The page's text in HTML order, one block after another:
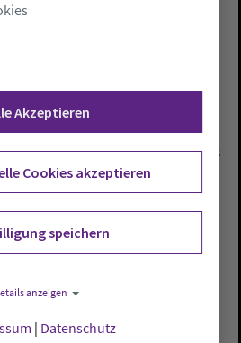
sechs Jahre beträgt,
aus Pastorinnen und
aus anderen
Mitglieder (36 Kirchenälteste
Leben bewährte
18 Pfarrerinnen und Pfarrer)
gewählt. Weitere sechs
Oberkirchenrat berufen, dazu
zwei Jugenddelegierte.
Akzeptieren
Cookies akzeptieren
speichern
anzeigen
| Datenschutz